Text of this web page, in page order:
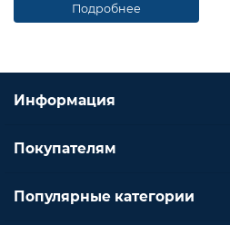
Подробнее
Информация
Покупателям
Популярные категории